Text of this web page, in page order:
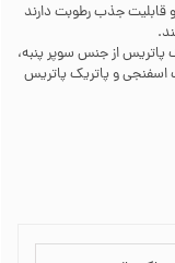
قابلیت جذب رطوبت دارند
پاتریس از جنس سوپر پنبه،
اسفنجی و پاتریک پاتریس